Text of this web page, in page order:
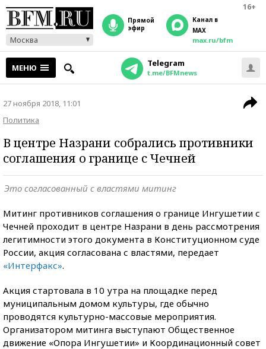
16+
Москва
прямой
эфир
Канал в
MAX
max.ru/bfm
МЕНЮ Telegram
t.me/BFMnews
27 ноября 2018, 11:01
Политика
В центре Назрани собрались противники
соглашения о границе с Чечней
Это согласованный с властями митинг
Митинг противников соглашения о границе Ингушетии с
Чечней проходит в центре Назрани в день рассмотрения
легитимности этого документа в Конституционном суде
России, акция согласована с властями, передает
«Интерфакс».
Акция стартовала в 10 утра на площадке перед
муниципальным домом культуры, где обычно
проводятся культурно-массовые мероприятия.
Организатором митинга выступают Общественное
движение «Опора Ингушетии» и Координационный совет